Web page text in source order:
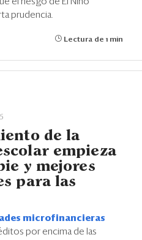
prudencia.
Lectura de 1 min
de la
empieza
y mejores
para las
microfinancieras
por encima de las